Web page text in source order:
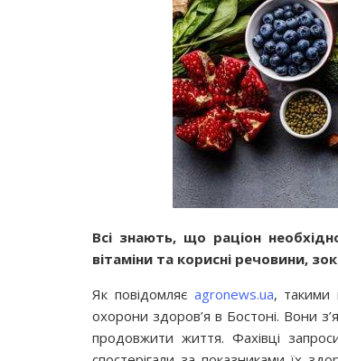
Всі знають, що раціон
вітаміни та корисні речовини,
Як повідомляє agronews.ua, такими
охорони здоров’я в Бостоні. Вони
продовжити життя. Фахівці